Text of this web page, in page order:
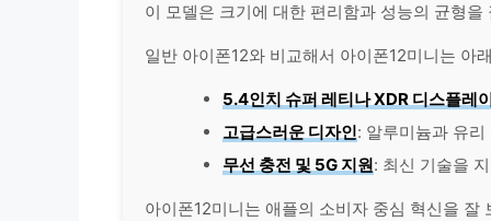
이 모델은 크기에 대한 편리함과 성능의 균형을
일반 아이폰12와 비교해서 아이폰12미니는 아
5.4인치 슈퍼 레티나 XDR 디스플레이
고급스러운 디자인: 알루미늄과 유
무선 충전 및 5G 지원: 최신 기술을
아이폰12미니는 애플의 소비자 중심 혁신을